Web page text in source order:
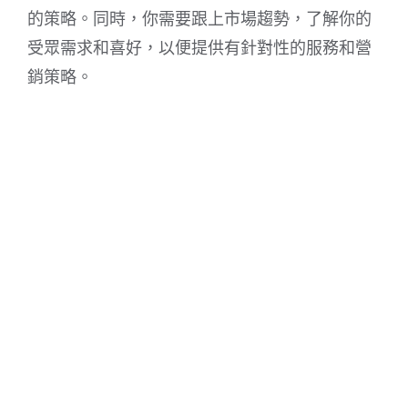
的策略。同時，你需要跟上市場趨勢，了解你的
受眾需求和喜好，以便提供有針對性的服務和營
銷策略。